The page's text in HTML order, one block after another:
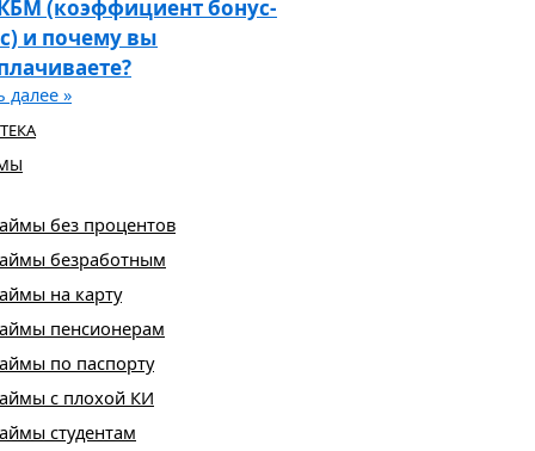
(коэффициент бонус-
и почему вы
далее »
без процентов
безработным
на карту
пенсионерам
по паспорту
с плохой КИ
студентам